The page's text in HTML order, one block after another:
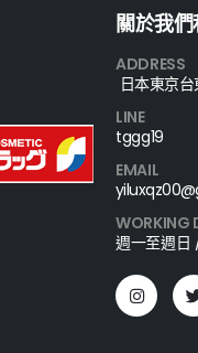
關於我
ADDRESS
日本東京
LINE
tggg19
EMAIL
WORKING
週一至週